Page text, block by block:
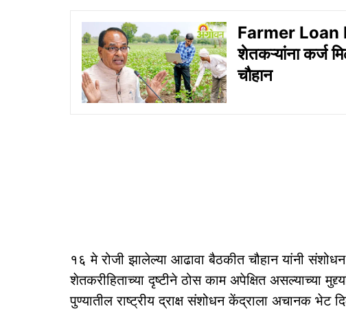
Farmer Loan
शेतकऱ्यांना कर्ज
चौहान
१६ मे रोजी झालेल्या आढावा बैठकीत चौहान यांनी
शेतकरीहिताच्या दृष्टीने ठोस काम अपेक्षित असल्याच्या
पुण्यातील राष्ट्रीय द्राक्ष संशोधन केंद्राला अचानक भेट